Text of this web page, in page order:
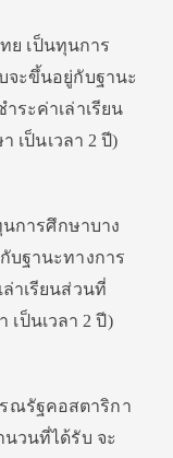
ทย เป็นทุนการ
จะขึ้นอยู่กับฐานะ
ระค่าเล่าเรียน
เป็นเวลา 2 ปี)
นการศึกษาบาง
บฐานะทางการ
าเรียนส่วนที่
เป็นเวลา 2 ปี)
ารณรัฐคอสตาริกา
วนที่ได้รับ จะ